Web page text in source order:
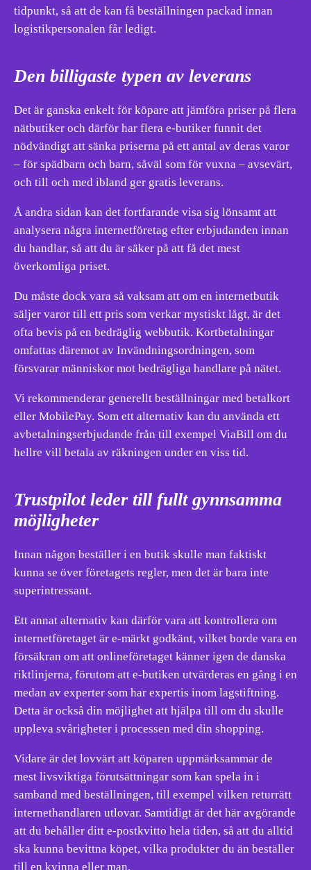
tidpunkt, så att de kan få beställningen packad innan
logistikpersonalen får ledigt.
Den billigaste typen av leverans
Det är ganska enkelt för köpare att jämföra priser på flera
nätbutiker och därför har flera e-butiker funnit det
nödvändigt att sänka priserna på ett antal av deras varor
– för spädbarn och barn, såväl som för vuxna – avsevärt,
och till och med ibland ger gratis leverans.
Å andra sidan kan det fortfarande visa sig lönsamt att
analysera några internetföretag efter erbjudanden innan
du handlar, så att du är säker på att få det mest
överkomliga priset.
Du måste dock vara så vaksam att om en internetbutik
säljer varor till ett pris som verkar mystiskt lågt, är det
ofta bevis på en bedräglig webbutik. Kortbetalningar
omfattas däremot av Invändningsordningen, som
försvarar människor mot bedrägliga handlare på nätet.
Vi rekommenderar generellt beställningar med betalkort
eller MobilePay. Som ett alternativ kan du använda ett
avbetalningserbjudande från till exempel ViaBill om du
hellre vill betala av räkningen under en viss tid.
Trustpilot leder till fullt gynnsamma
möjligheter
Innan någon beställer i en butik skulle man faktiskt
kunna se över företagets regler, men det är bara inte
superintressant.
Ett annat alternativ kan därför vara att kontrollera om
internetföretaget är e-märkt godkänt, vilket borde vara en
försäkran om att onlineföretaget känner igen de danska
riktlinjerna, förutom att e-butiken utvärderas en gång i en
medan av experter som har expertis inom lagstiftning.
Detta är också din möjlighet att hjälpa till om du skulle
uppleva svårigheter i processen med din shopping.
Vidare är det lovvärt att köparen uppmärksammar de
mest livsviktiga förutsättningar som kan spela in i
samband med beställningen, till exempel vilken returrätt
internethandlaren utlovar. Samtidigt är det här avgörande
att du behåller ditt e-postkvitto hela tiden, så att du alltid
ska kunna bevittna köpet, vilka produkter du än beställer
till en kvinna eller man.